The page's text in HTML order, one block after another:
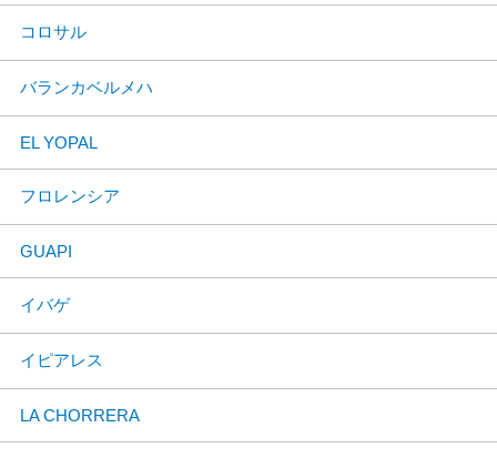
コロサル
バランカベルメハ
EL YOPAL
フロレンシア
GUAPI
イバゲ
イピアレス
LA CHORRERA